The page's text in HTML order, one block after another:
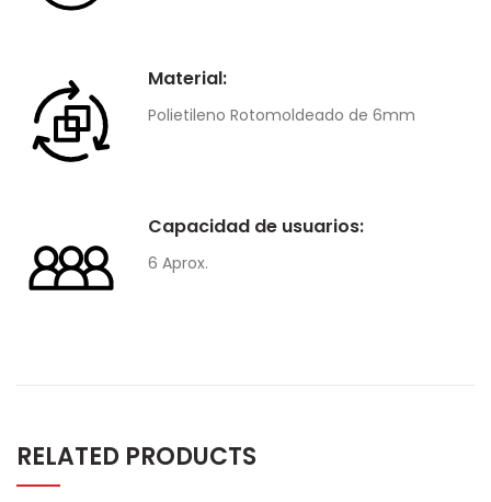
Material:
Polietileno Rotomoldeado de 6mm
Capacidad de usuarios:
6 Aprox.
RELATED PRODUCTS